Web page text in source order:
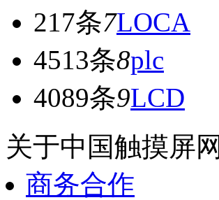
217条7LOCA
4513条8plc
4089条9LCD
关于中国触摸屏网
商务合作